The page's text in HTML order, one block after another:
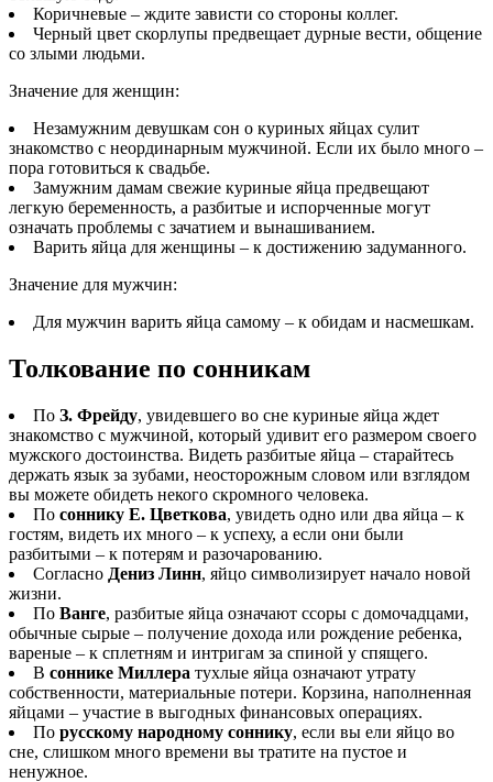
Коричневые – ждите зависти со стороны коллег.
Черный цвет скорлупы предвещает дурные вести, общение
со злыми людьми.
Значение для женщин:
Незамужним девушкам сон о куриных яйцах сулит
знакомство с неординарным мужчиной. Если их было много –
пора готовиться к свадьбе.
Замужним дамам свежие куриные яйца предвещают
легкую беременность, а разбитые и испорченные могут
означать проблемы с зачатием и вынашиванием.
Варить яйца для женщины – к достижению задуманного.
Значение для мужчин:
Для мужчин варить яйца самому – к обидам и насмешкам.
Толкование по сонникам
По З. Фрейду, увидевшего во сне куриные яйца ждет
знакомство с мужчиной, который удивит его размером своего
мужского достоинства. Видеть разбитые яйца – старайтесь
держать язык за зубами, неосторожным словом или взглядом
вы можете обидеть некого скромного человека.
По соннику Е. Цветкова, увидеть одно или два яйца – к
гостям, видеть их много – к успеху, а если они были
разбитыми – к потерям и разочарованию.
Согласно Дениз Линн, яйцо символизирует начало новой
жизни.
По Ванге, разбитые яйца означают ссоры с домочадцами,
обычные сырые – получение дохода или рождение ребенка,
вареные – к сплетням и интригам за спиной у спящего.
В соннике Миллера тухлые яйца означают утрату
собственности, материальные потери. Корзина, наполненная
яйцами – участие в выгодных финансовых операциях.
По русскому народному соннику, если вы ели яйцо во
сне, слишком много времени вы тратите на пустое и
ненужное.